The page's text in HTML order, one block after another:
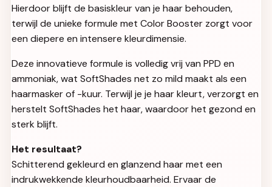
Hierdoor blijft de basiskleur van je haar behouden,
terwijl de unieke formule met Color Booster zorgt voor
een diepere en intensere kleurdimensie.
Deze innovatieve formule is volledig vrij van PPD en
ammoniak, wat SoftShades net zo mild maakt als een
haarmasker of -kuur. Terwijl je je haar kleurt, verzorgt en
herstelt SoftShades het haar, waardoor het gezond en
sterk blijft.
Het resultaat?
Schitterend gekleurd en glanzend haar met een
indrukwekkende kleurhoudbaarheid. Ervaar de